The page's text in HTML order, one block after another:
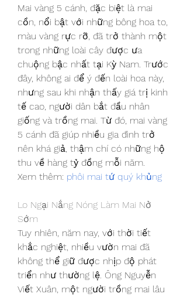
Mai vàng 5 cánh, đặc biệt là mai
cồn, nổi bật với những bông hoa to,
màu vàng rực rỡ, đã trở thành một
trong những loài cây được ưa
chuộng bậc nhất tại Kỳ Nam. Trước
đây, không ai để ý đến loài hoa này,
nhưng sau khi nhận thấy giá trị kinh
tế cao, người dân bắt đầu nhân
giống và trồng mai. Từ đó, mai vàng
5 cánh đã giúp nhiều gia đình trở
nên khá giả, thậm chí có những hộ
thu về hàng tỷ đồng mỗi năm.
Xem thêm: phôi mai tứ quý khủng
Lo Ngại Nắng Nóng Làm Mai Nở
Sớm
Tuy nhiên, năm nay, với thời tiết
khắc nghiệt, nhiều vườn mai đã
không thể giữ được nhịp độ phát
triển như thường lệ. Ông Nguyễn
Viết Xuân, một người trồng mai lâu